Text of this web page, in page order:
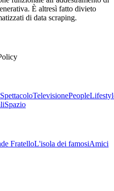
È altresì fatto divieto
di data scraping.
SpettacoloTelevisionePeople
Spazio
FratelloL'isola dei famosiAmici